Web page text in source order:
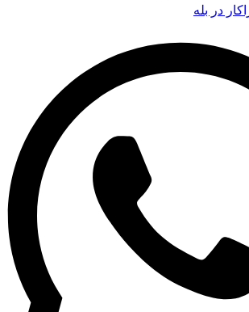
در بله